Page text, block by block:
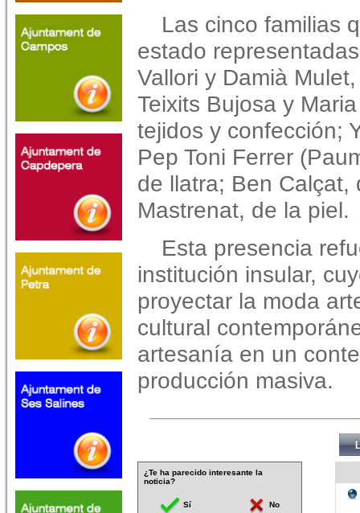
Las cinco familias
estado
Vallori y Damià
Teixits Bujosa y
tejidos y confección;
Pep Toni Ferrer
de llatra; Ben Calçat,
Mastrenat, de la piel.
Esta presencia
institución insular,
proyectar la moda
cultural
artesanía en un
producción masiva.
¿Te ha parecido interesante la
noticia?
Sí No